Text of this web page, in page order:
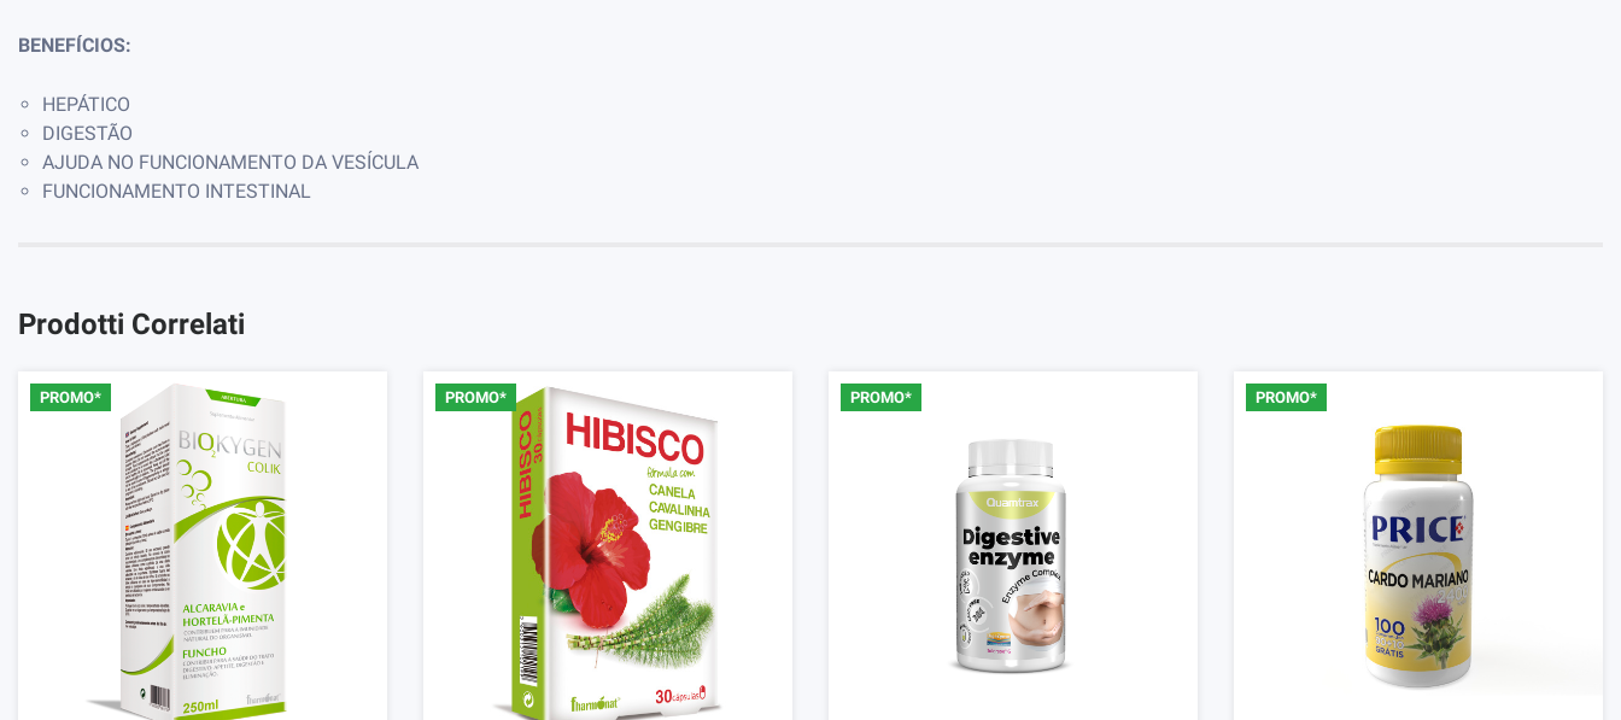
BENEFÍCIOS:
HEPÁTICO
DIGESTÃO
AJUDA NO FUNCIONAMENTO DA VESÍCULA
FUNCIONAMENTO INTESTINAL
Prodotti Correlati
PROMO* PROMO* PROMO* PROMO*